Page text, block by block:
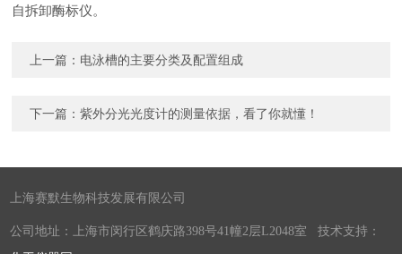
自拆卸酶标仪。
上一篇： 电泳槽的主要分类及配置组成
下一篇：紫外分光光度计的测量依据，看了你就懂！
上海赛默生物科技发展有限公司
公司地址：上海市闵行区鹤庆路398号41幢2层L2048室 技术支持：